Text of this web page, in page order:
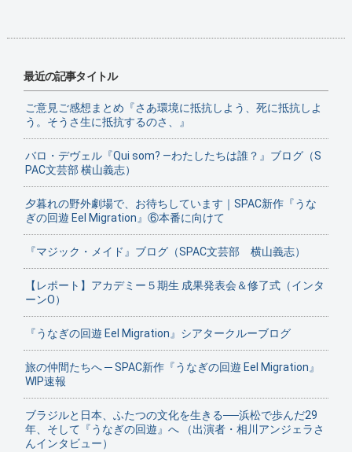
最近の記事タイトル
ご意見ご感想まとめ『さあ環境に抵抗しよう、死に抵抗しよ
う。そうさ生に抵抗するのさ、』
バロ・デヴェル『Qui som? ―わたしたちは誰？』ブログ（S
PAC文芸部 横山義志）
夕暮れの野外劇場で、お待ちしています｜SPAC新作『うな
ぎの回遊 Eel Migration』⑥本番に向けて
『マジック・メイド』ブログ（SPAC文芸部 横山義志）
【レポート】アカデミー５期生 成果発表会＆修了式（インタ
ーンO）
『うなぎの回遊 Eel Migration』シアタークルーブログ
旅の仲間たちへ ─ SPAC新作『うなぎの回遊 Eel Migration』
WIP速報
ブラジルと日本、ふたつの文化を生きる──浜松で歩んだ29
年、そして『うなぎの回遊』へ （出演者・相川アンジェラさ
んインタビュー）